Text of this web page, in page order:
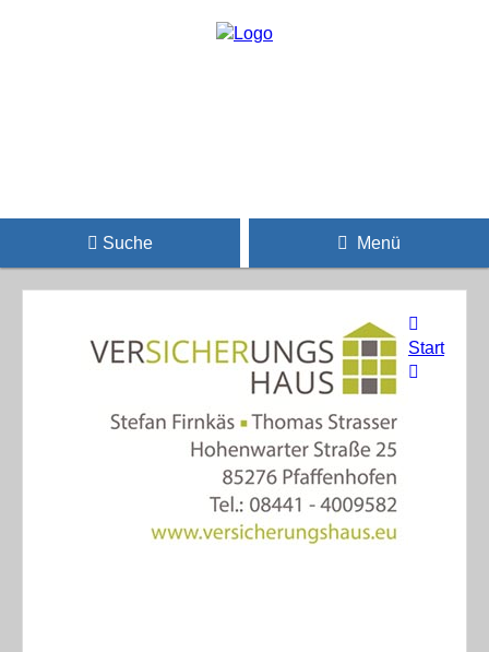
Suche Menü
Start